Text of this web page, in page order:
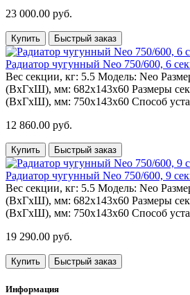
23 000.00 руб.
Купить Быстрый заказ
Радиатор чугунный Neo 750/600, 6
Вес секции, кг: 5.5 Модель: Neo
(ВхГхШ), мм: 682х143х60 Размеры
(ВхГхШ), мм: 750х143х60 Способ
12 860.00 руб.
Купить Быстрый заказ
Радиатор чугунный Neo 750/600, 9
Вес секции, кг: 5.5 Модель: Neo
(ВхГхШ), мм: 682х143х60 Размеры
(ВхГхШ), мм: 750х143х60 Способ
19 290.00 руб.
Купить Быстрый заказ
Информация